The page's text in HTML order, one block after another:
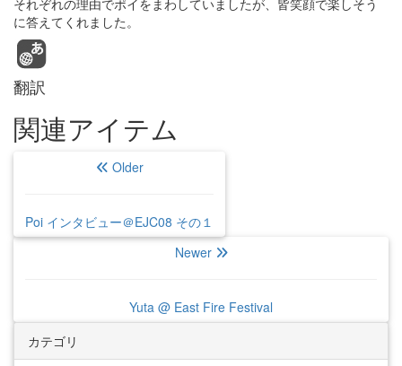
それぞれの理由でポイをまわしていましたが、皆笑顔で楽しそう
に答えてくれました。
翻訳
関連アイテム
Older
Poi インタビュー＠EJC08 その１
Newer
Yuta @ East Fire Festival
カテゴリ